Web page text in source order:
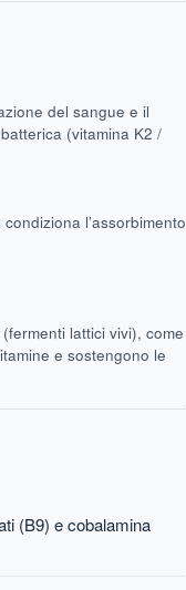
del sangue e il
(vitamina K2 /
l’assorbimento
lattici vivi), come
e sostengono le
(B9) e cobalamina